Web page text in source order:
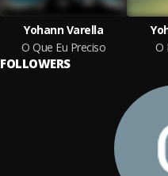
Yohann Varella
O Que Eu Preciso
O
FOLLOWERS